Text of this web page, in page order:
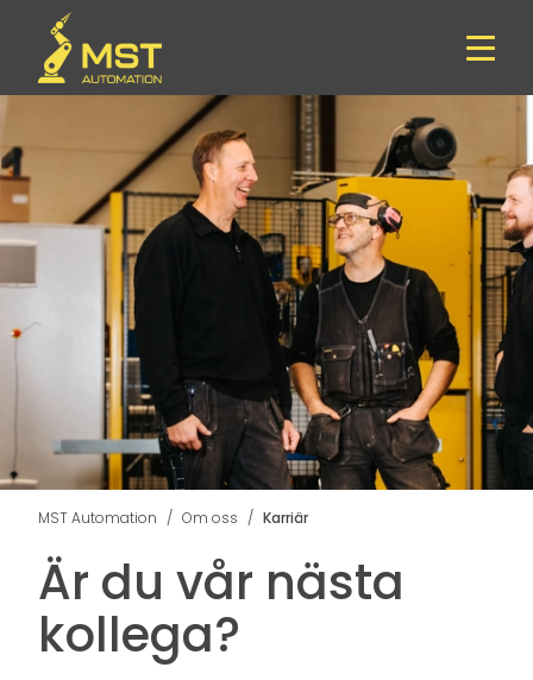
MST Automation Om oss Karriär
Är du vår nästa
kollega?